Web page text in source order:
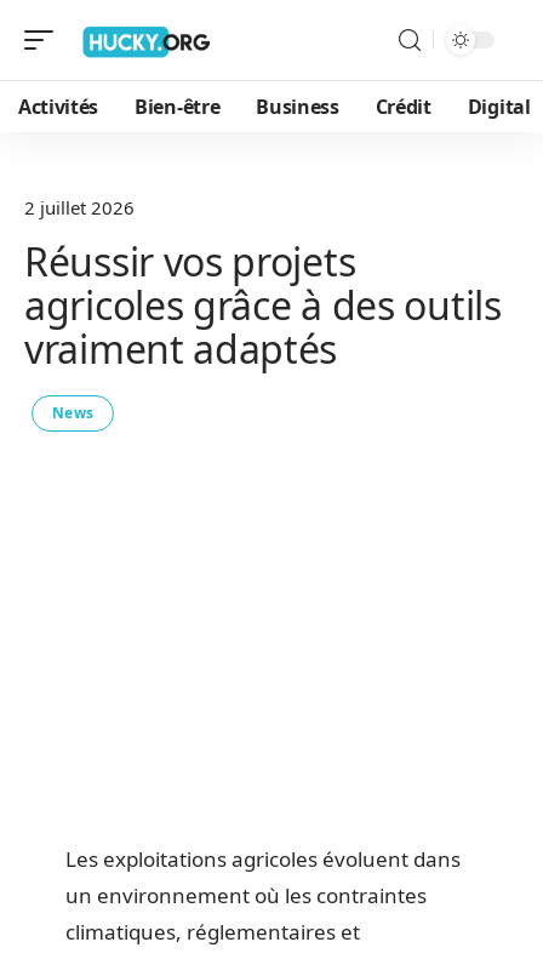
Activités Bien-être Business Crédit Digital
2 juillet 2026
Réussir vos projets
agricoles grâce à des outils
vraiment adaptés
News
Les exploitations agricoles évoluent dans
un environnement où les contraintes
climatiques, réglementaires et